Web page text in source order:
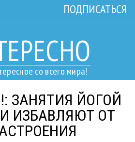
со всего мира!
ПОДПИСАТЬСЯ
ЗАНЯТИЯ ЙОГОЙ
ИЗБАВЛЯЮТ ОТ